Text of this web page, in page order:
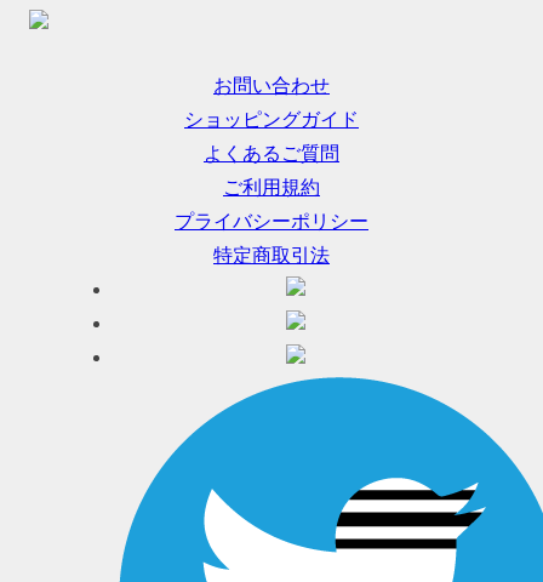
お問い合わせ
ショッピングガイド
よくあるご質問
ご利用規約
プライバシーポリシー
特定商取引法